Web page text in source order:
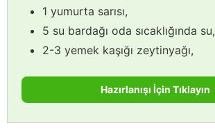
1 yumurta sarısı,
5 su bardağı oda sıcaklığında su,
2-3 yemek kaşığı zeytinyağı,
Hazırlanışı İçin Tıklayın